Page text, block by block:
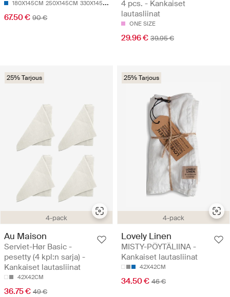
180X145CM 250X145CM 330X145CM
67.50 € 90 €
4 pcs. - Kankaiset
lautasliinat
ONE SIZE
29.96 € 39.95 €
4-pack
25% Tarjous
Au Maison
Serviet-Hør Basic -
pesetty (4 kpl:n sarja) -
Kankaiset lautasliinat
42X42CM
36.75 € 49 €
4-pack
25% Tarjous
Lovely Linen
MISTY-PÖYTÄLIINA -
Kankaiset lautasliinat
42X42CM
34.50 € 46 €